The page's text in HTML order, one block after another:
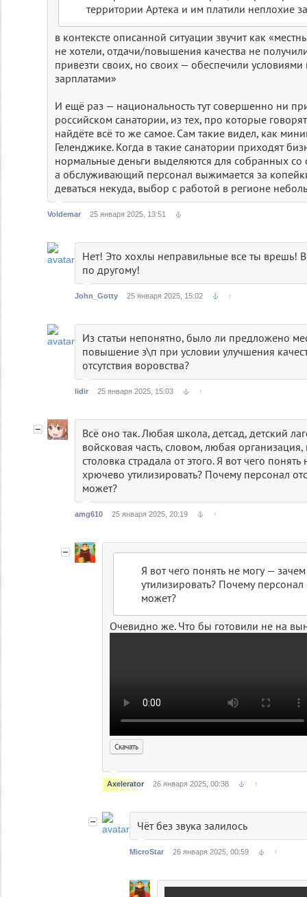
территории Артека и им платили неплохие
в контексте описанной ситуации звучит как
не хотели, отдачи/повышения качества не
привезти своих, но своих — обеспечили
зарплатами»
И ещё раз — национальность тут совершенно ни
российском санатории, из тех, про которые
найдёте всё то же самое. Сам такие видел, как
Геленджике. Когда в такие санатории приходят
нормальные деньги выделяются для собранных со
а обслуживающий персонал выжимается за
деваться некуда, выбор с работой в регионе
Voldemar 25 января 2025, 13:51
Нет! Это хохлы неправильные все ты врешь!
по другому!
John_Gotty 25 января 2025, 15:02 ↑
Из статьи непонятно, было ли предложено
повышение з\п при условии улучшения
отсутствия воровства?
lidir 25 января 2025, 15:03 ↑
Всё оно так. Любая школа, детсад, детский
войсковая часть, словом, любая
столовка страдала от этого. Я вот чего
хрючево утилизировать? Почему персонал
может?
amg610 25 января 2025, 20:19 ↑
Я вот чего понять не могу —
утилизировать? Почему персонал
может?
Очевидно же. Что бы готовили не на
Скачать
Axelerator 26 января 2025, 00:38 ↑
Чёт без звука залилось
MicroStar 26 января 2025, 00:59 ↑